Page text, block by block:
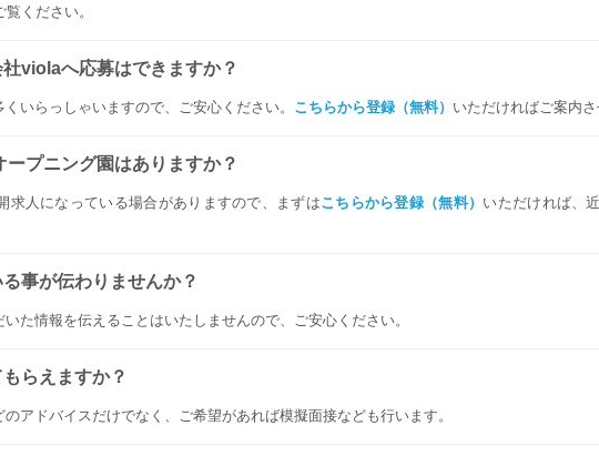
覧ください。
violaへ応募はできますか？
いらっしゃいますので、ご安心ください。 こちらから登録（無料） いただければご案内さ
プニング園はありますか？
求人になっている場合がありますので、まずはこちらから登録（無料） いただければ、
事が伝わりませんか？
た情報を伝えることはいたしませんので、ご安心ください。
らえますか？
アドバイスだけでなく、ご希望があれば模擬面接なども行います。